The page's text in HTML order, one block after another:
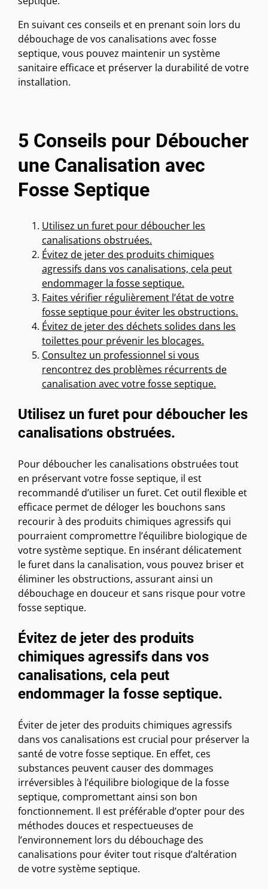
En suivant ces conseils et en prenant soin lors du
débouchage de vos canalisations avec fosse
septique, vous pouvez maintenir un système
sanitaire efficace et préserver la durabilité de votre
installation.
5 Conseils pour Déboucher
une Canalisation avec
Fosse Septique
Utilisez un furet pour déboucher les
canalisations obstruées.
Évitez de jeter des produits chimiques
agressifs dans vos canalisations, cela peut
endommager la fosse septique.
Faites vérifier régulièrement l’état de votre
fosse septique pour éviter les obstructions.
Évitez de jeter des déchets solides dans les
toilettes pour prévenir les blocages.
Consultez un professionnel si vous
rencontrez des problèmes récurrents de
canalisation avec votre fosse septique.
Utilisez un furet pour déboucher les
canalisations obstruées.
Pour déboucher les canalisations obstruées tout
en préservant votre fosse septique, il est
recommandé d’utiliser un furet. Cet outil flexible et
efficace permet de déloger les bouchons sans
recourir à des produits chimiques agressifs qui
pourraient compromettre l’équilibre biologique de
votre système septique. En insérant délicatement
le furet dans la canalisation, vous pouvez briser et
éliminer les obstructions, assurant ainsi un
débouchage en douceur et sans risque pour votre
fosse septique.
Évitez de jeter des produits
chimiques agressifs dans vos
canalisations, cela peut
endommager la fosse septique.
Éviter de jeter des produits chimiques agressifs
dans vos canalisations est crucial pour préserver la
santé de votre fosse septique. En effet, ces
substances peuvent causer des dommages
irréversibles à l’équilibre biologique de la fosse
septique, compromettant ainsi son bon
fonctionnement. Il est préférable d’opter pour des
méthodes douces et respectueuses de
l’environnement lors du débouchage des
canalisations pour éviter tout risque d’altération
de votre système septique.